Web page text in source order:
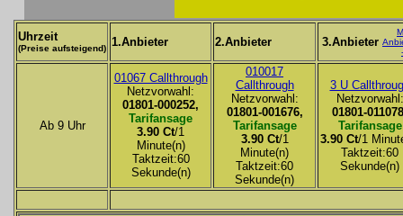
Uhrzeit
(Preise aufsteigend) 1.Anbieter 2.Anbieter 3.Anbieter
Ab 9 Uhr
01067 Callthrough
Netzvorwahl:
01801-000252,
Tarifansage
3.90 Ct/1
Minute(n)
Taktzeit:60
Sekunde(n)
010017
Callthrough
Netzvorwahl:
01801-001676,
Tarifansage
3.90 Ct/1
Minute(n)
Taktzeit:60
Sekunde(n)
3 U
Netzvorwahl:
01801-
Tarifansage
3.90 Ct/1
Taktzeit:60
Sekunde(n)